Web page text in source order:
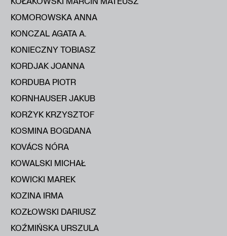
KOMOROWSKA ANNA
KONCZAL AGATA A.
KONIECZNY TOBIASZ
KORDJAK JOANNA
KORDUBA PIOTR
KORNHAUSER JAKUB
KORŻYK KRZYSZTOF
KOSMINA BOGDANA
KOVÁCS NÓRA
KOWALSKI MICHAŁ
KOWICKI MAREK
KOZINA IRMA
KOZŁOWSKI DARIUSZ
KOŹMIŃSKA URSZULA